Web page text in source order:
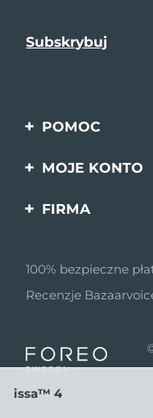
POMOC
Kontakt
MOJE KONTO
FIRMA
Program
Wiadomości
MYSA
100% bezpieczne
Recenzje
issa™ 4